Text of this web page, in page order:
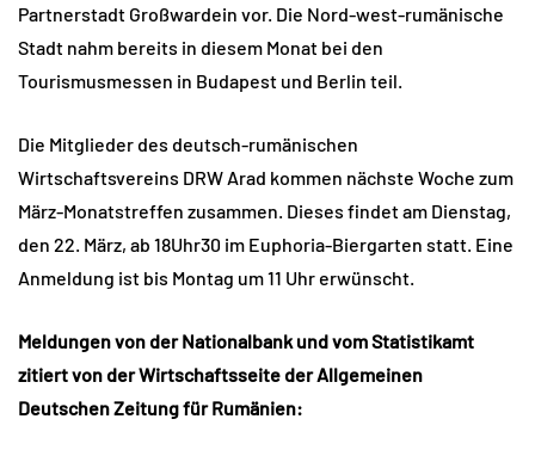
Partnerstadt Großwardein vor. Die Nord-west-rumänische
Stadt nahm bereits in diesem Monat bei den
Tourismusmessen in Budapest und Berlin teil.
Die Mitglieder des deutsch-rumänischen
Wirtschaftsvereins DRW Arad kommen nächste Woche zum
März-Monatstreffen zusammen. Dieses findet am Dienstag,
den 22. März, ab 18Uhr30 im Euphoria-Biergarten statt. Eine
Anmeldung ist bis Montag um 11 Uhr erwünscht.
Meldungen von der Nationalbank und vom Statistikamt
zitiert von der Wirtschaftsseite der Allgemeinen
Deutschen Zeitung für Rumänien: